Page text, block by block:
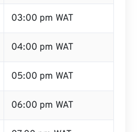
03:00 pm WAT
04:00 pm WAT
05:00 pm WAT
06:00 pm WAT